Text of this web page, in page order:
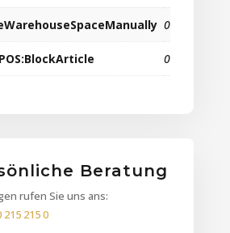
0
POS:BlockArticle 0
Beratung
rufen Sie uns ans:
215 215 0